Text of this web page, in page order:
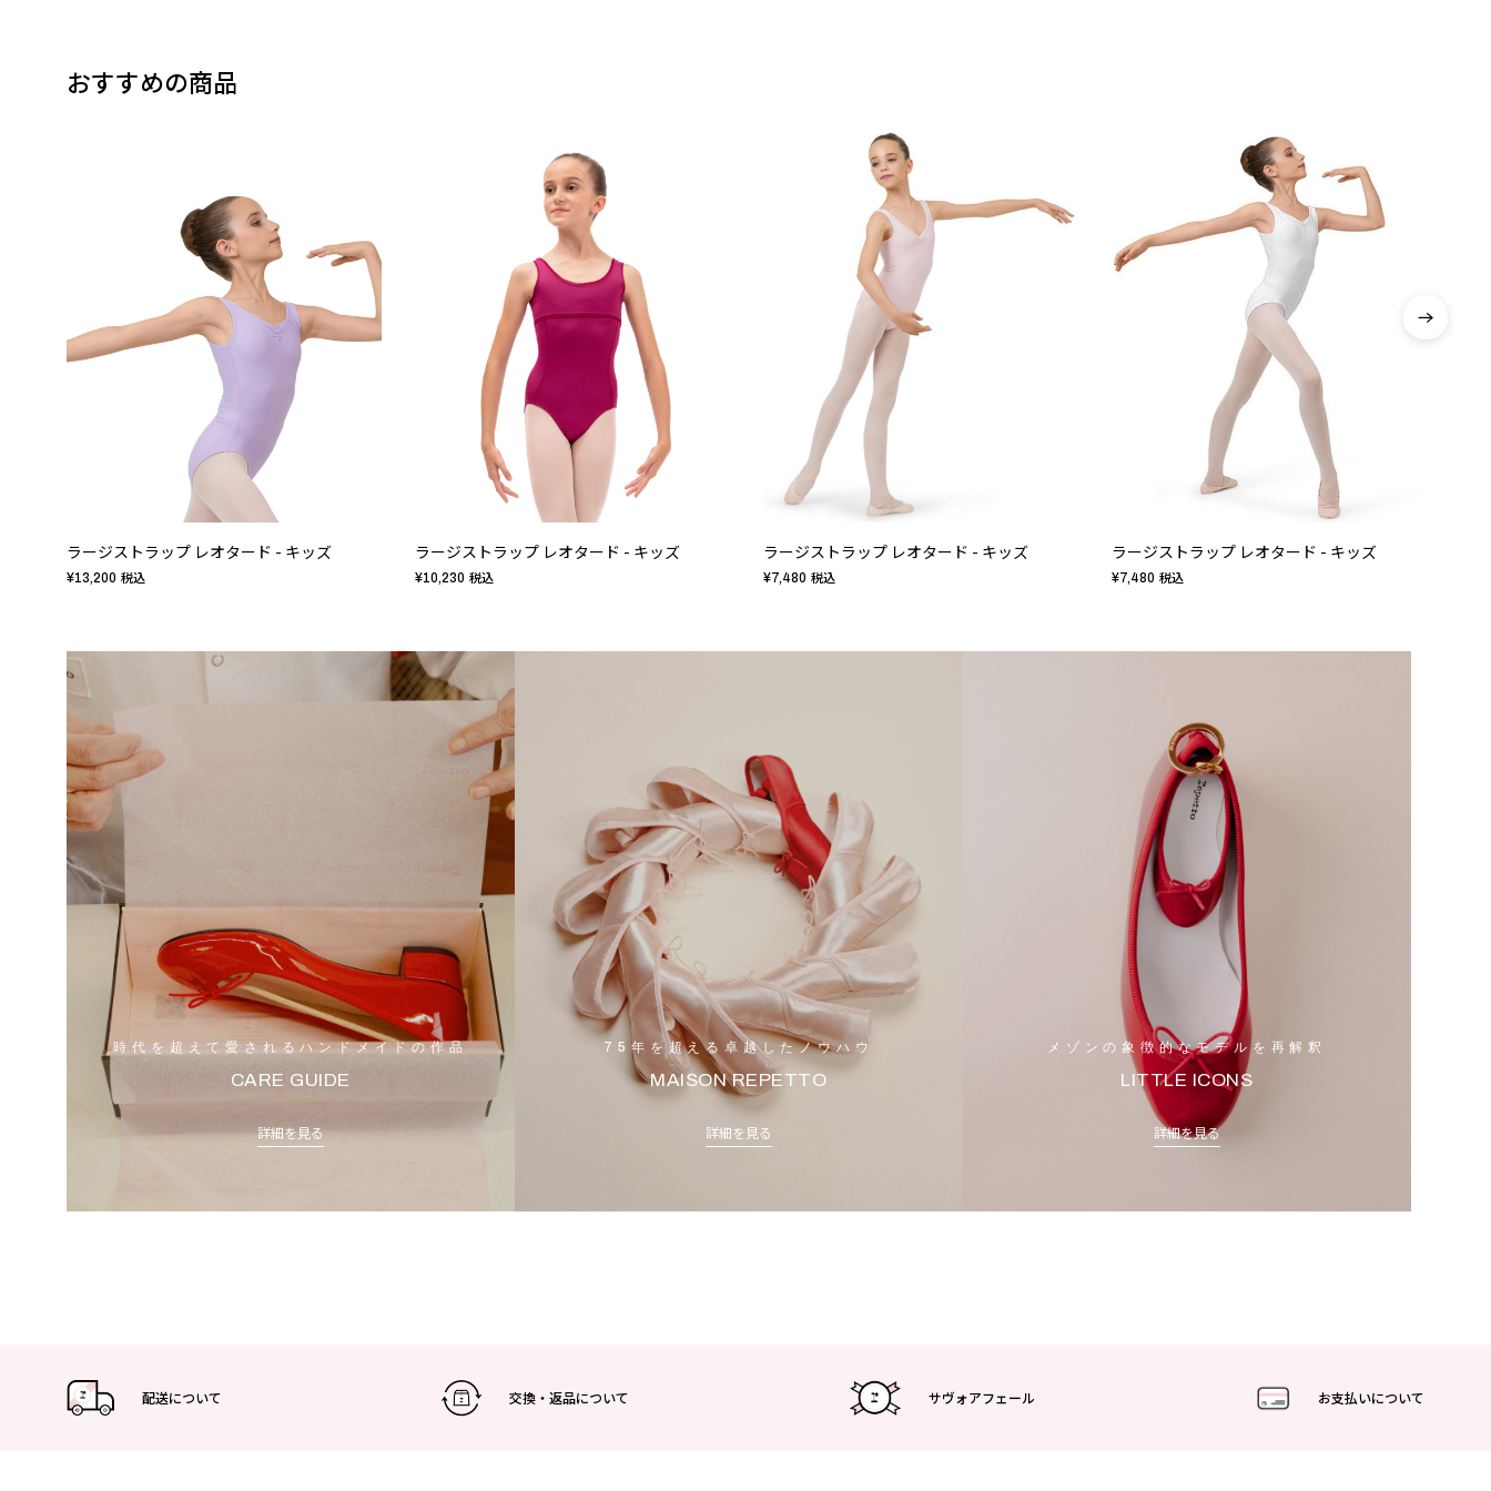
おすすめの商品
ラージストラップ レオタード - キッズ
¥13,200 税込
ラージストラップ レオタード - キッズ
¥10,230 税込
ラージストラップ レオタード - キッズ
¥7,480 税込
ラージストラップ レオタード - キッズ
¥7,480 税込
時代を超えて愛されるハンドメイドの作品
CARE GUIDE
詳細を見る
75年を超える卓越したノウハウ
MAISON REPETTO
詳細を見る
メゾンの象徴的なモデルを再解釈
LITTLE ICONS
詳細を見る
配送について 交換・返品について サヴォアフェール お支払いについて